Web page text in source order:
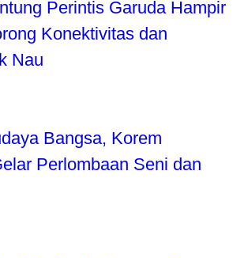
Perintis Garuda Hampir
Konektivitas dan
Nau
Bangsa, Korem
Perlombaan Seni dan